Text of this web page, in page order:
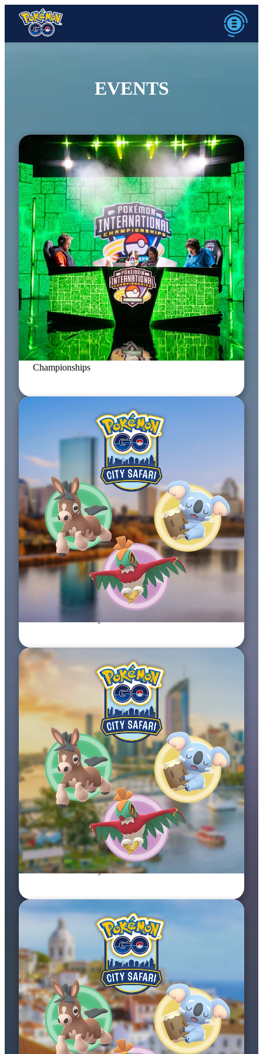
EVENTS
12 cze 2026
2026 Pokémon North America International
Championships
26–27 wrz 2026
26–27 wrz 2026
Pokémon GO City Safari: Brisbane